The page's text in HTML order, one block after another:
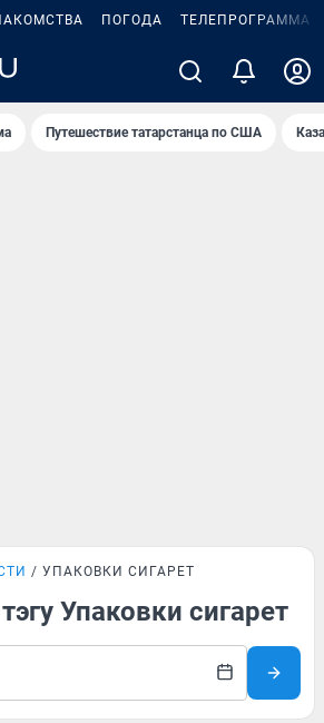
ПОГОДА ТЕЛЕПРОГРАММА
Путешествие татарстанца по США
УПАКОВКИ СИГАРЕТ
Упаковки сигарет